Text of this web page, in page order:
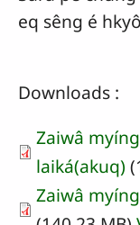
eq sêng é
Downloads :
Zaiwâ
laiká(akuq)
Zaiwâ